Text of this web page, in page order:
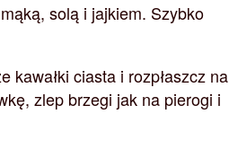
solą i jajkiem. Szybko
kawałki ciasta i rozpłaszcz na
zlep brzegi jak na pierogi i